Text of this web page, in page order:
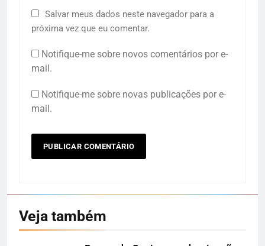
Salvar meus dados neste navegador para a
próxima vez que eu comentar.
Notifique-me sobre novos comentários por e-
mail.
Notifique-me sobre novas publicações por e-
mail.
Veja também